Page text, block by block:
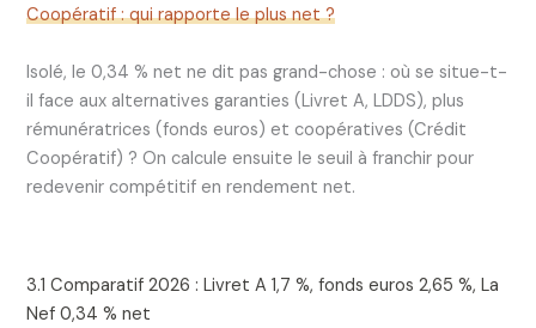
Coopératif : qui rapporte le plus net ?
Isolé, le 0,34 % net ne dit pas grand-chose : où se situe-t-
il face aux alternatives garanties (Livret A, LDDS), plus
rémunératrices (fonds euros) et coopératives (Crédit
Coopératif) ? On calcule ensuite le seuil à franchir pour
redevenir compétitif en rendement net.
3.1 Comparatif 2026 : Livret A 1,7 %, fonds euros 2,65 %, La
Nef 0,34 % net